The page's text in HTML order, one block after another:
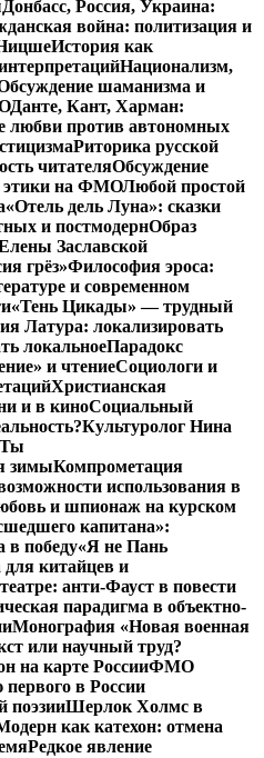
Донбасс, Россия, Украина:
война: политизация и
История как
Национализм,
шаманизма и
Данте, Кант, Харман:
любви против автономных
Риторика русской
читателяОбсуждение
этики на ФМОЛюбой простой
«Отель дель Луна»: сказки
и постмодернОбраз
Заславской
грёз»Философия эроса:
и современном
«Тень Цикады» — трудный
Латура: локализировать
локальноеПарадокс
и чтениеСоциологи и
Христианская
и в киноСоциальный
Культуролог Нина
Ты
зимыКомпрометация
использования в
и шпионаж на курском
капитана»:
в победу«Я не Пань
китайцев и
анти-Фауст в повести
парадигма в объектно-
Монография «Новая военная
или научный труд?
на карте РоссииФМО
в России
поэзииШерлок Холмс в
как катехон: отмена
Редкое явление